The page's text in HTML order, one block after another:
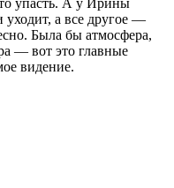
упасть. А у Ирины
уходит, а все другое —
Была бы атмосфера,
— вот это главные
видение.